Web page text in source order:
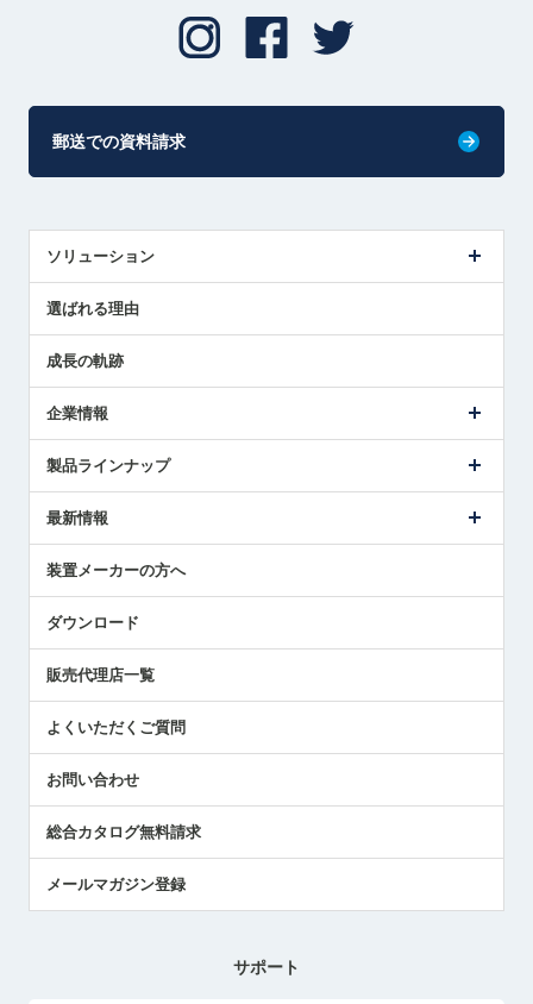
郵送での資料請求
ソリューション
解決策提案
選ばれる理由
成長の軌跡
企業情報
ごあいさつ
受賞履歴
採用情報
国/地域/言語
製品ラインナップ
ツールセッタ製品
エアマイクロセンサ製品
最新情報
メトロールの技術
社員ブログ
中小企業のBCP地震対策
センサのテクニカルガイド
社長ブログ
装置メーカーの方へ
ダウンロード
販売代理店一覧
よくいただくご質問
お問い合わせ
総合カタログ無料請求
メールマガジン登録
サポート